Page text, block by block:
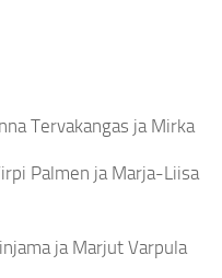
Tervakangas ja Mirka
Palmen ja Marja-Liisa
ja Marjut Varpula